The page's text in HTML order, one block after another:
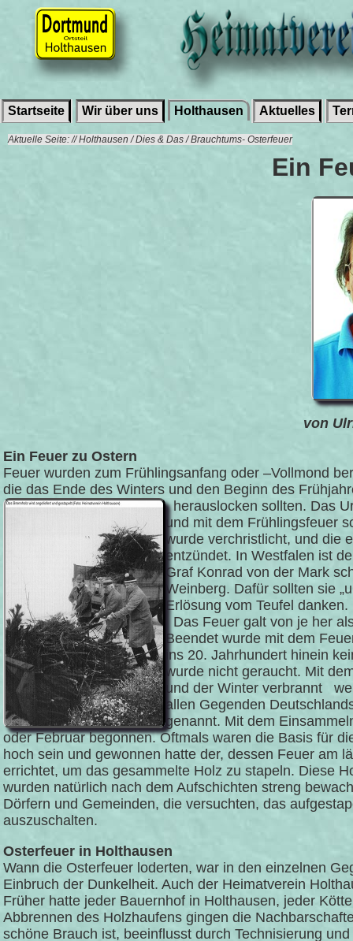
Startseite Wir über uns Holthausen Aktuelles
Aktuelle Seite: // Holthausen / Dies & Das / Brauchtums- Osterfeuer
Ein
von
Ein Feuer zu Ostern
Feuer wurden zum Frühlingsanfang oder –Vollmond
die das Ende des Winters und den Beginn des
herauslocken sollten. Das
und mit dem Frühlingsfeuer
wurde verchristlicht, und die
entzündet. In Westfalen ist
Graf Konrad von der Mark
Weinberg. Dafür sollten sie
Erlösung vom Teufel danken.
Das Feuer galt von je her
Beendet wurde mit dem
ins 20. Jahrhundert hinein
wurde nicht geraucht. Mit
und der Winter verbrannt
allen Gegenden
genannt. Mit dem
oder Februar begonnen. Oftmals waren die Basis für
hoch sein und gewonnen hatte der, dessen Feuer am
errichtet, um das gesammelte Holz zu stapeln. Diese
wurden natürlich nach dem Aufschichten streng
Dörfern und Gemeinden, die versuchten, das
auszuschalten.
Osterfeuer in Holthausen
Wann die Osterfeuer loderten, war in den einzelnen
Einbruch der Dunkelheit. Auch der Heimatverein
Früher hatte jeder Bauernhof in Holthausen, jeder
Abbrennen des Holzhaufens gingen die
schöne Brauch ist, beeinflusst durch Technisierung